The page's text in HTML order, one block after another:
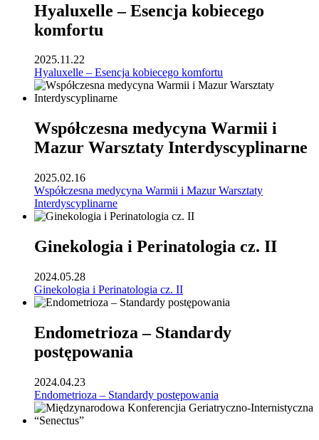
Hyaluxelle – Esencja kobiecego
komfortu
2025.11.22
Hyaluxelle – Esencja kobiecego komfortu
Współczesna medycyna Warmii i
Mazur Warsztaty Interdyscyplinarne
2025.02.16
Współczesna medycyna Warmii i Mazur Warsztaty
Interdyscyplinarne
Ginekologia i Perinatologia cz. II
2024.05.28
Ginekologia i Perinatologia cz. II
Endometrioza – Standardy
postępowania
2024.04.23
Endometrioza – Standardy postępowania